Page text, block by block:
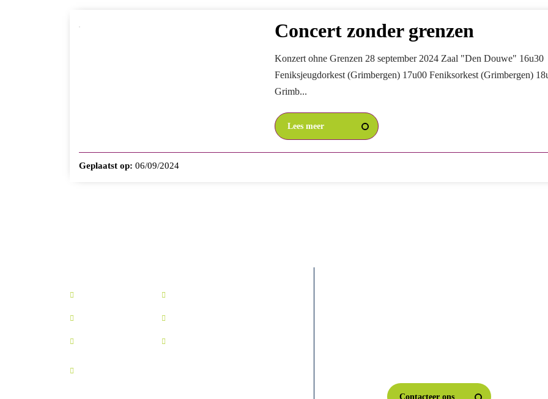
Concert zonder grenzen
Konzert ohne Grenzen 28 september 2024 Zaal "Den Douwe" 16u30
Feniksjeugdorkest (Grimbergen) 17u00 Feniksorkest (Grimbergen)
Grimb...
Lees meer
Geplaatst op: 06/09/2024
Contacteer ons